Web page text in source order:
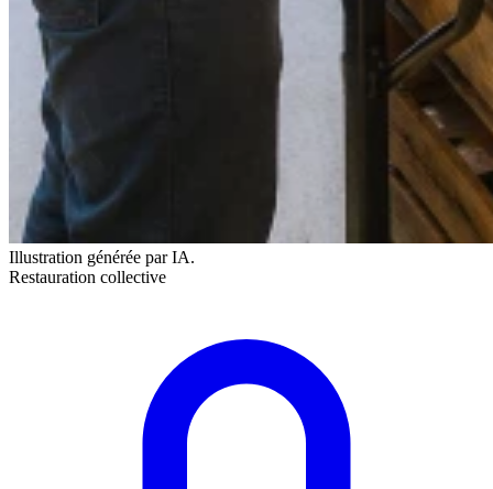
Illustration générée par IA.
Restauration collective